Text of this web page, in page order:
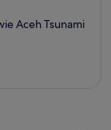
Aceh Tsunami